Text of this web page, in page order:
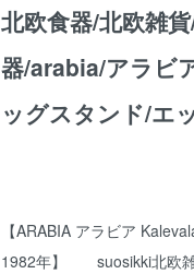
北欧食器/北欧雑
器/arabia/アラビ
ッグスタンド/エ
【ARABIA アラビア
1982年】 suosikki北欧雑